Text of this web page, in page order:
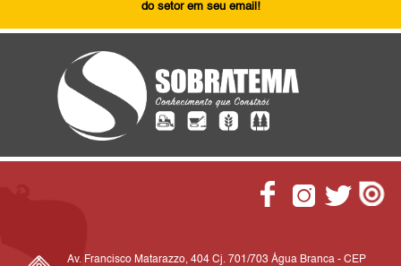
do setor em seu email!
Av. Francisco Matarazzo, 404 Cj. 701/703 Água Branca - CEP